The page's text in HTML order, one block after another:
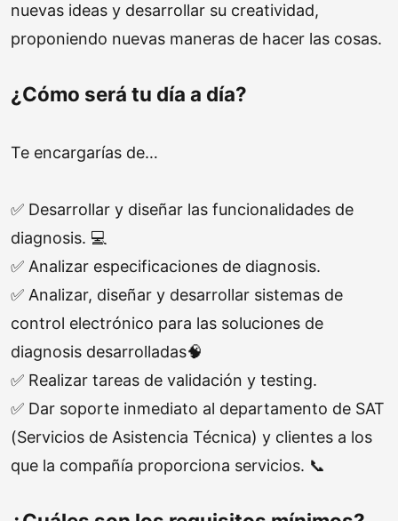
nuevas ideas y desarrollar su creatividad,
proponiendo nuevas maneras de hacer las cosas.
¿Cómo será tu día a día?
Te encargarías de…
✅ Desarrollar y diseñar las funcionalidades de
diagnosis. 💻
✅ Analizar especificaciones de diagnosis.
✅ Analizar, diseñar y desarrollar sistemas de
control electrónico para las soluciones de
diagnosis desarrolladas🧠
✅ Realizar tareas de validación y testing.
✅ Dar soporte inmediato al departamento de SAT
(Servicios de Asistencia Técnica) y clientes a los
que la compañía proporciona servicios. 📞